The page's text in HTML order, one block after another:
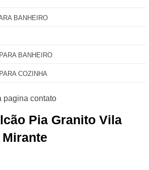
BANHEIRO
BANHEIRO
COZINHA
Pia Granito Vila
Mirante